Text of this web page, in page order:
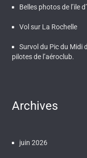
Belles photos de l’ile
Vol sur La Rochelle
Survol du Pic du Midi
pilotes de l’aéroclub.
Archives
juin 2026